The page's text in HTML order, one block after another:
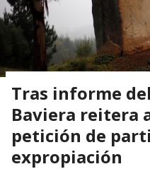
Tras informe
Baviera reitera
petición de
expropiación